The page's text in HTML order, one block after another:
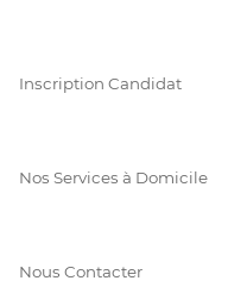
Inscription Candidat
Nos Services à Domicile
Nous Contacter